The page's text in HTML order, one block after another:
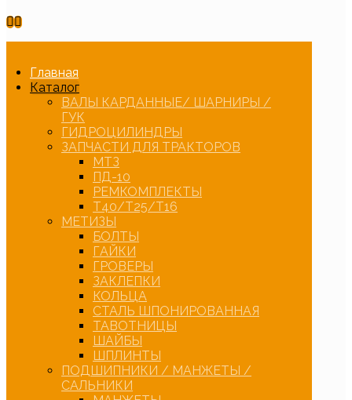
Главная
Каталог
ВАЛЫ КАРДАННЫЕ/ ШАРНИРЫ /
ГУК
ГИДРОЦИЛИНДРЫ
ЗАПЧАСТИ ДЛЯ ТРАКТОРОВ
МТЗ
ПД-10
РЕМКОМПЛЕКТЫ
Т40/Т25/Т16
МЕТИЗЫ
БОЛТЫ
ГАЙКИ
ГРОВЕРЫ
ЗАКЛЕПКИ
КОЛЬЦА
СТАЛЬ ШПОНИРОВАННАЯ
ТАВОТНИЦЫ
ШАЙБЫ
ШПЛИНТЫ
ПОДШИПНИКИ / МАНЖЕТЫ /
САЛЬНИКИ